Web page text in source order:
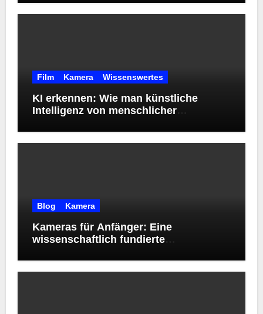
Film Kamera Wissenswertes
KI erkennen: Wie man künstliche
Intelligenz von menschlicher
Blog Kamera
Kameras für Anfänger: Eine
wissenschaftlich fundierte
richtigen Einstiegsmodells